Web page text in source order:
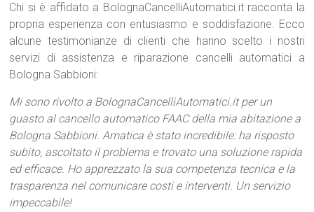
Chi si è affidato a BolognaCancelliAutomatici.it racconta la
propria esperienza con entusiasmo e soddisfazione. Ecco
alcune testimonianze di clienti che hanno scelto i nostri
servizi di assistenza e riparazione cancelli automatici a
Bologna Sabbioni:
Mi sono rivolto a BolognaCancelliAutomatici.it per un
guasto al cancello automatico FAAC della mia abitazione a
Bologna Sabbioni. Amatica è stato incredibile: ha risposto
subito, ascoltato il problema e trovato una soluzione rapida
ed efficace. Ho apprezzato la sua competenza tecnica e la
trasparenza nel comunicare costi e interventi. Un servizio
impeccabile!